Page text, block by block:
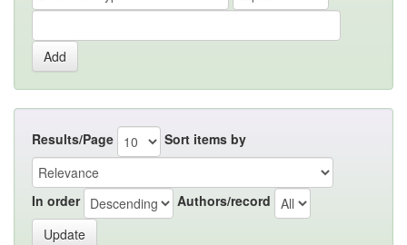
Results/Page Sort items by
In order Authors/record